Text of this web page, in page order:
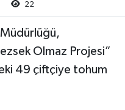
22
Müdürlüğü,
Olmaz Projesi”
49 çiftçiye tohum